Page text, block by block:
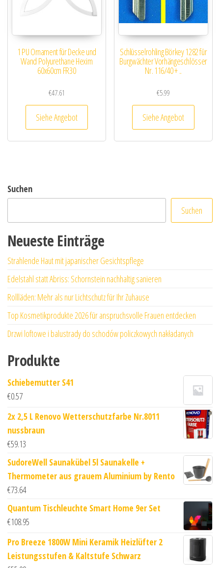
1 PU Ornament für Decke und
Wand Polyurethane Hexim
60x60cm FR30
€47.61
Siehe Angebot
Schlüsselrohling Börkey 1282 für
Burgwächter Vorhängeschlösser
Nr. 116/40 + ..
€5.99
Siehe Angebot
Suchen
Suchen
Neueste Einträge
Strahlende Haut mit japanischer Gesichtspflege
Edelstahl statt Abriss: Schornstein nachhaltig sanieren
Rollläden: Mehr als nur Lichtschutz für Ihr Zuhause
Top Kosmetikprodukte 2026 für anspruchsvolle Frauen entdecken
Drzwi loftowe i balustrady do schodów policzkowych nakładanych
Produkte
Schiebemutter S41
€0.57
2x 2,5 L Renovo Wetterschutzfarbe Nr.8011
nussbraun
€59.13
SudoreWell Saunakübel 5l Saunakelle +
Thermometer aus grauem Aluminium by Rento
€73.64
Quantum Tischleuchte Smart Home 9er Set
€108.95
Pro Breeze 1800W Mini Keramik Heizlüfter 2
Leistungsstufen & Kaltstufe Schwarz